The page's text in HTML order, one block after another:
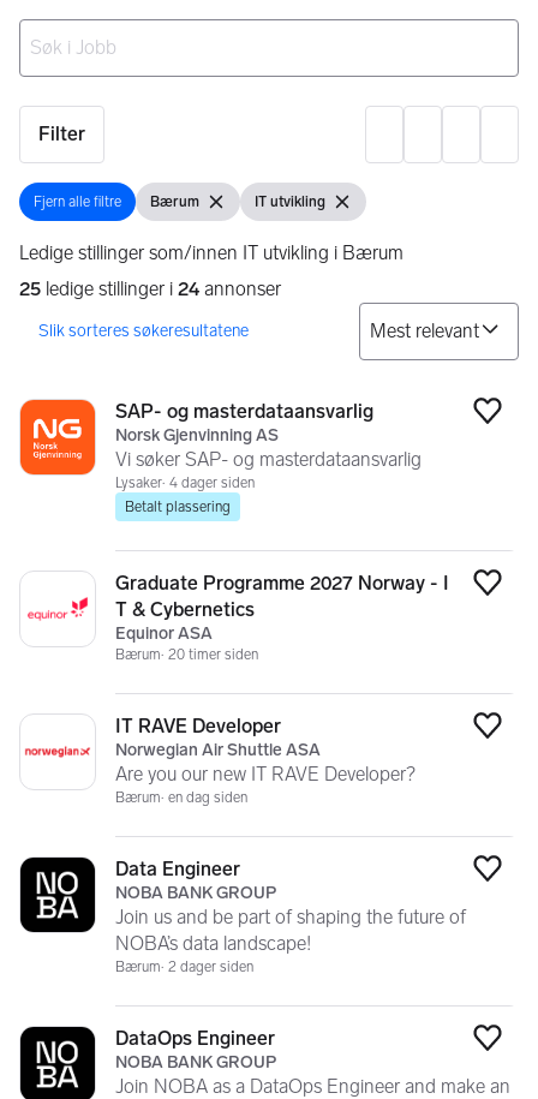
Filter
Fjern alle filtre
Fjern alle filtre Vis filter
Bærum Fjern filterVis filter
IT utvikling Fjern filter
Ledige stillinger som/innen IT utvikling i Bærum
25 ledige stillinger i 24 annonser
Søkeresultater
SAP- og masterdataansvarlig
Norsk Gjenvinning AS
Vi søker SAP- og masterdataansvarlig
Lysaker 4 dager siden
Betalt plassering
Graduate Programme 2027 Norway - I
T & Cybernetics
Equinor ASA
Bærum 20 timer siden
IT RAVE Developer
Norwegian Air Shuttle ASA
Are you our new IT RAVE Developer?
Bærum en dag siden
Data Engineer
NOBA BANK GROUP
Join us and be part of shaping the future of
NOBA’s data landscape!
Bærum 2 dager siden
DataOps Engineer
NOBA BANK GROUP
Join NOBA as a DataOps Engineer and make an